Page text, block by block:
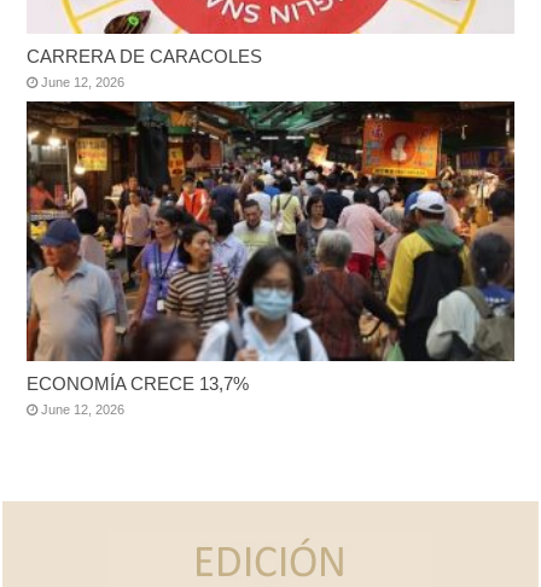
CARRERA DE CARACOLES
June 12, 2026
ECONOMÍA CRECE 13,7%
June 12, 2026